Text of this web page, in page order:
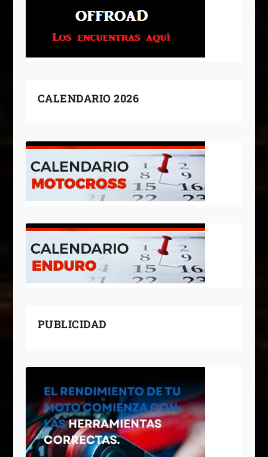
CALENDARIO 2026
PUBLICIDAD